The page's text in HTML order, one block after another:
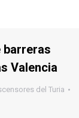
barreras
Valencia
del Turia